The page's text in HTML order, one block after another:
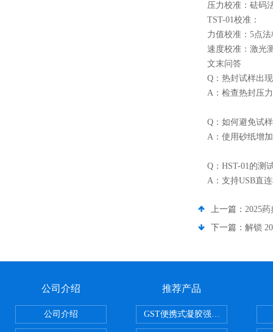
压力校准：砝码
TST-01校准：
力值校准：5点
速度校准：激光
文末问答
Q：热封试样出
A：检查热封压
Q：如何避免试
A：使用砂纸增
Q：HST-01的测
A：支持USB直
上一篇： 2025
下一篇： 解锁
公司介绍
公司介绍
推荐产品
GST便携式凝胶强度测定仪